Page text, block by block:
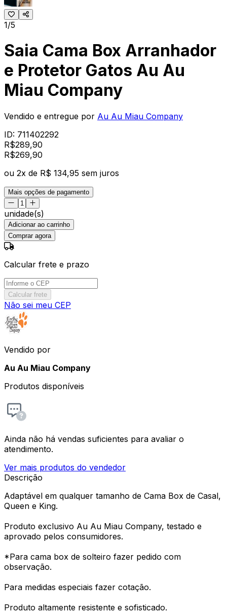
1/5
Saia Cama Box Arranhador
e Protetor Gatos Au Au
Miau Company
Vendido e entregue por Au Au Miau Company
ID: 711402292
R$289,90
R$269,90
ou 2x de R$ 134,95 sem juros
Mais opções de pagamento
unidade(s)
Adicionar ao carrinho
Comprar agora
Calcular frete e prazo
Calcular frete
Não sei meu CEP
Vendido por
Au Au Miau Company
Produtos disponíveis
Ainda não há vendas suficientes para avaliar o
atendimento.
Ver mais produtos do vendedor
Descrição
Adaptável em qualquer tamanho de Cama Box de Casal,
Queen e King.
Produto exclusivo Au Au Miau Company, testado e
aprovado pelos consumidores.
*Para cama box de solteiro fazer pedido com
observação.
Para medidas especiais fazer cotação.
Produto altamente resistente e sofisticado.